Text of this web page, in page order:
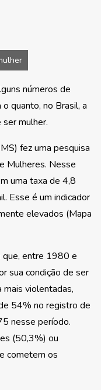
números de
quanto, no Brasil, a
mulher.
fez uma pesquisa
Mulheres. Nesse
uma taxa de 4,8
Esse é um indicador
elevados (Mapa
que, entre 1980 e
sua condição de ser
mais violentadas,
54% no registro de
nesse período.
(50,3%) ou
cometem os